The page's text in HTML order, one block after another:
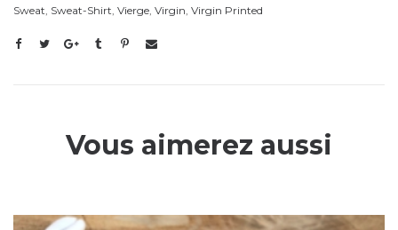
Sweat, Sweat-Shirt, Vierge, Virgin, Virgin Printed
Vous aimerez aussi